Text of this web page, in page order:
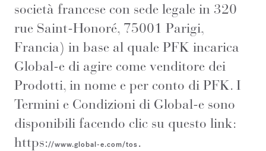
società francese con sede legale in 320
rue Saint-Honoré, 75001 Parigi,
Francia) in base al quale PFK incarica
Global-e di agire come venditore dei
Prodotti, in nome e per conto di PFK. I
Termini e Condizioni di Global-e sono
disponibili facendo clic su questo link:
https://www.global-e.com/tos.